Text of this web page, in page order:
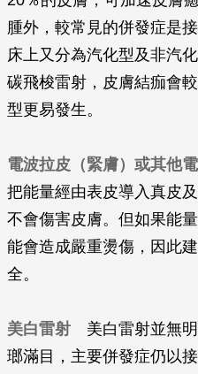
腫外，較常見的併發症是
床上又分為汽化型及非汽
碳飛梭雷射，皮膚結痂會
型更易發生。
電波拉皮（緊膚）或其他
把能量經由表皮導入真皮
不會傷害皮膚。但如果能
能會造成嚴重燙傷，因此
全。
美白雷射 美白雷射並無
瑯滿目，主要併發症仍以